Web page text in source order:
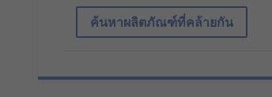
ค้นหาผลิตภัณฑ์ที่คล้ายกัน